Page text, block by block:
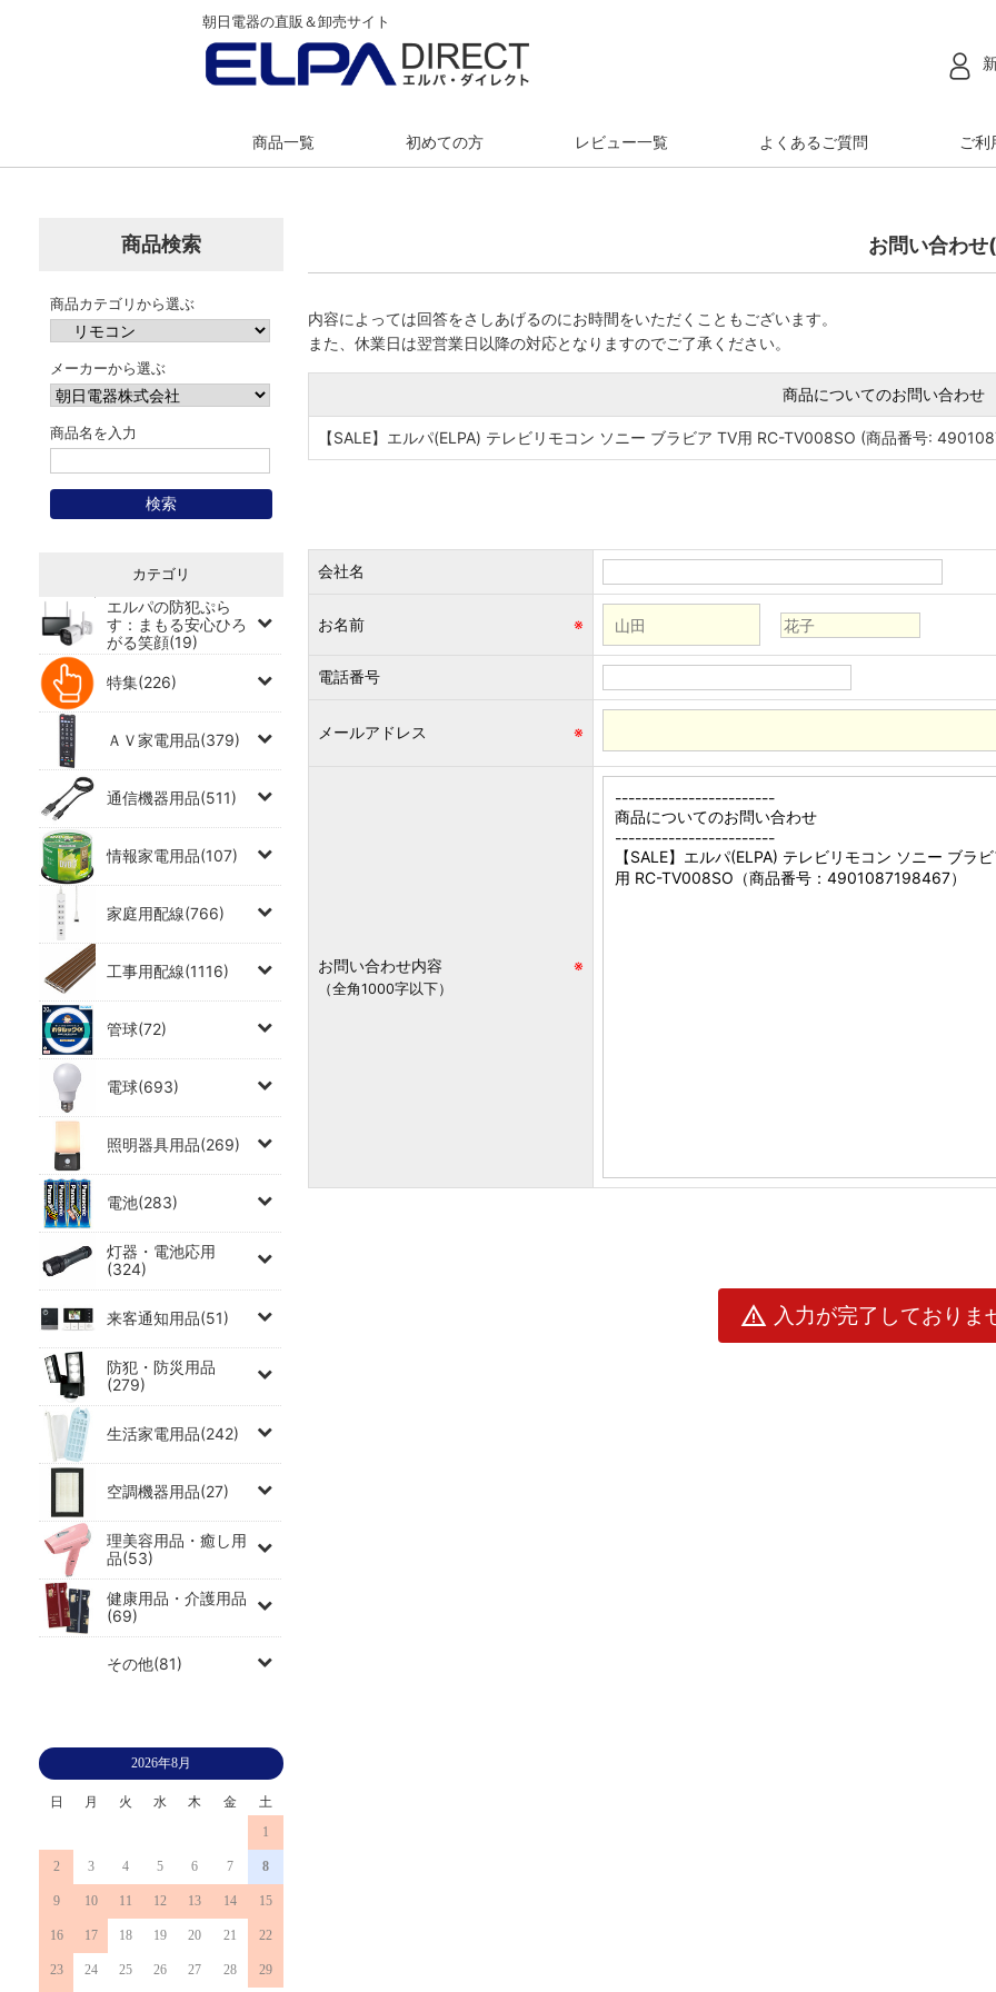
朝日電器の直販＆卸売サイト
商品一覧 初めての方 レビュー一覧 よくあるご質問 ご利
商品検索
商品カテゴリから選ぶ
メーカーから選ぶ
商品名を入力
カテゴリ
エルパの防犯ぷら
す：まもる安心ひろ
がる笑顔(19)
特集(226)
ＡＶ家電用品(379)
通信機器用品(511)
情報家電用品(107)
家庭用配線(766)
工事用配線(1116)
管球(72)
電球(693)
照明器具用品(269)
電池(283)
灯器・電池応用
(324)
来客通知用品(51)
防犯・防災用品
(279)
生活家電用品(242)
空調機器用品(27)
理美容用品・癒し用
品(53)
健康用品・介護用品
(69)
その他(81)
2026年8月
日 月 火 水 木 金
土
1
2 3 4 5 6 7 8
9 10 11 12 13 14 15
16 17 18 19 20 21 22
23 24 25 26 27 28 29
お問い合わ
内容によっては回答をさしあげるのにお時間をいただくこともございます。
また、休業日は翌営業日以降の対応となりますのでご了承ください。
商品についてのお問い合わせ
【SALE】エルパ(ELPA) テレビリモコン ソニー ブラビア TV用 RC-TV008SO (商品番号:
会社名
お名前 ※
電話番号
メールアドレス ※
お問い合わせ内容 ※
（全角1000字以下）
warning 入力が完了しておりま